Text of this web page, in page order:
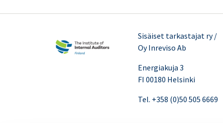
Sisäiset tarkastajat ry /
Oy Inreviso Ab
Energiakuja 3
FI 00180 Helsinki
Tel. +358 (0)50 505 6669